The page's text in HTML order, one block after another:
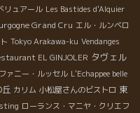
リュアール Les Bastides d'Alquier
Grand Cru エル・ルンベロ
Tokyo Arakawa-ku Vendanges
EL GINJOLER タヴェル
ァニー・ルッセル L'Echappee belle
カリム 小松屋さんのビストロ 東
ローランス・マニヤ・クリエフ